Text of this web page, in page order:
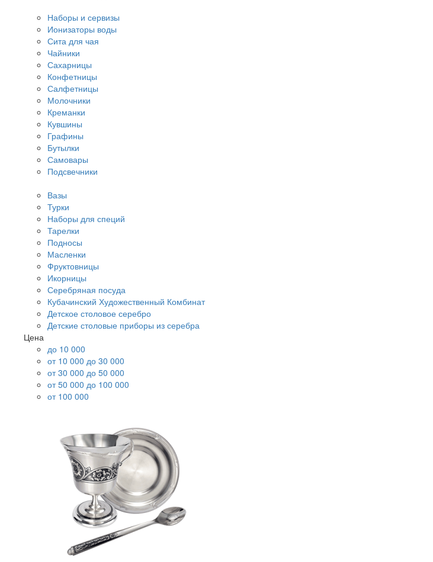
Наборы и сервизы
Ионизаторы воды
Сита для чая
Чайники
Сахарницы
Конфетницы
Салфетницы
Молочники
Креманки
Кувшины
Графины
Бутылки
Самовары
Подсвечники
Вазы
Турки
Наборы для специй
Тарелки
Подносы
Масленки
Фруктовницы
Икорницы
Серебряная посуда
Кубачинский Художественный Комбинат
Детское столовое серебро
Детские столовые приборы из серебра
Цена
до 10 000
от 10 000 до 30 000
от 30 000 до 50 000
от 50 000 до 100 000
от 100 000